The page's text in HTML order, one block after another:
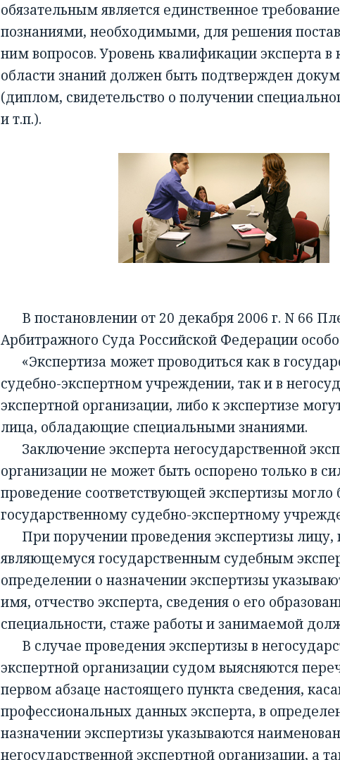
обязательным является единственное
познаниями, необходимыми, для решения
ним вопросов. Уровень квалификации эксперта в
области знаний должен быть подтвержден
(диплом, свидетельство о получении
и т.п.).
В постановлении от 20 декабря 2006 г. N 66
Арбитражного Суда Российской Федерации
«Экспертиза может проводиться как в
судебно-экспертном учреждении, так и в
экспертной организации, либо к экспертизе
лица, обладающие специальными знаниями.
Заключение эксперта негосударственной
организации не может быть оспорено только в
проведение соответствующей экспертизы могло
государственному судебно-экспертному
При поручении проведения экспертизы лицу,
являющемуся государственным судебным
определении о назначении экспертизы
имя, отчество эксперта, сведения о его
специальности, стаже работы и занимаемой
В случае проведения экспертизы в
экспертной организации судом выясняются
первом абзаце настоящего пункта сведения,
профессиональных данных эксперта, в
назначении экспертизы указываются
негосударственной экспертной организации, а